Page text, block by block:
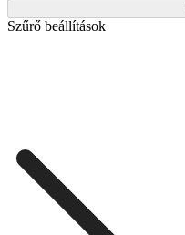
Szűrő beállítások